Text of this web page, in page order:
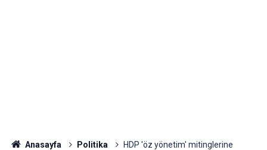
Anasayfa Politika
HDP 'öz yönetim' mitinglerine